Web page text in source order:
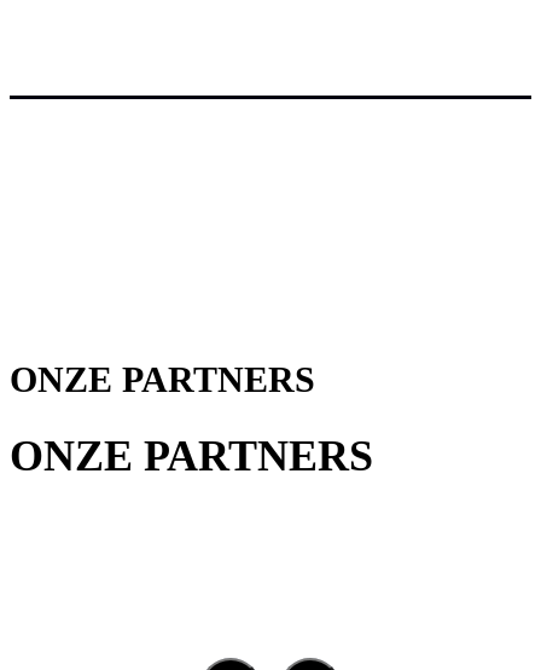
ONZE PARTNERS
ONZE PARTNERS